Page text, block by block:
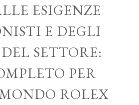
ESIGENZE
E DEGLI
SETTORE:
PER
ROLEX